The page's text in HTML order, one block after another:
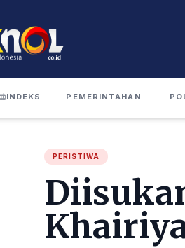
INDEKS PEMERINTAHAN
PERISTIWA